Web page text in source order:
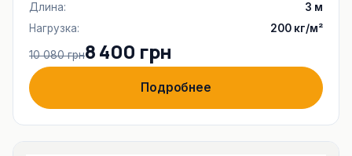
Длина:
3 м
Нагрузка:
200 кг/м²
10 080 грн8 400 грн
Подробнее